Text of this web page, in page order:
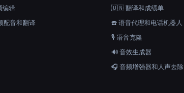
编辑
配音和翻译
🇺🇳 翻译和成绩单
☎️ 语音代理和电话机器人
🎙️ 语音克隆
🔊 音效生成器
🎧 音频增强器和人声去除